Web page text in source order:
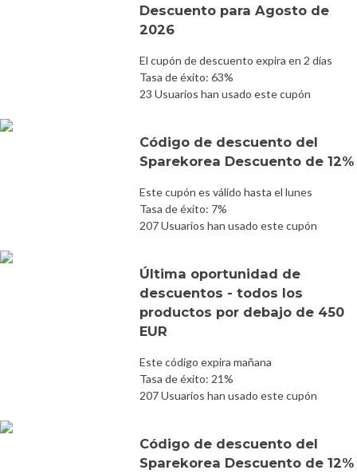
Descuento para Agosto de
2026
El cupón de descuento expira en 2 días
Tasa de éxito: 63%
23 Usuarios han usado este cupón
Código de descuento del
Sparekorea Descuento de 12%
Este cupón es válido hasta el lunes
Tasa de éxito: 7%
207 Usuarios han usado este cupón
Última oportunidad de
descuentos - todos los
productos por debajo de 450
EUR
Este código expira mañana
Tasa de éxito: 21%
207 Usuarios han usado este cupón
Código de descuento del
Sparekorea Descuento de 12%